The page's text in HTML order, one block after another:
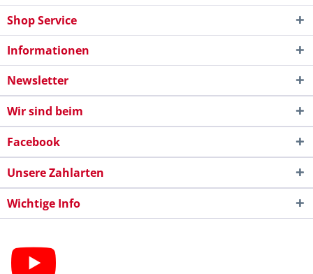
Shop Service
Informationen
Newsletter
Wir sind beim
Facebook
Unsere Zahlarten
Wichtige Info